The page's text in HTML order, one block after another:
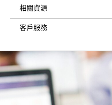
相關資源
客戶服務